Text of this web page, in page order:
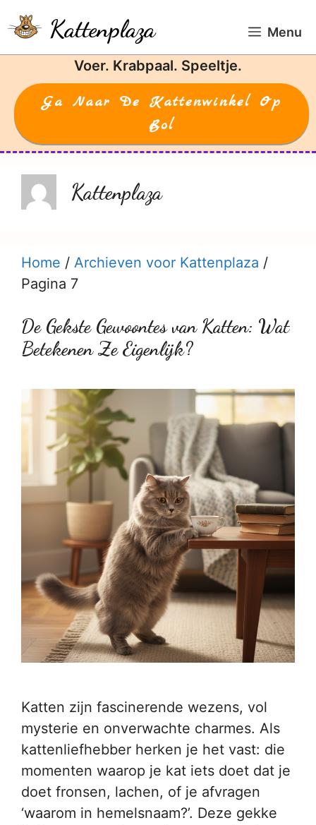
naar
de
Kattenplaza Menu
Voer. Krabpaal. Speeltje.
Ga Naar De Kattenwinkel Op
Bol
Kattenplaza
Home / Archieven voor Kattenplaza /
Pagina 7
De Gekste Gewoontes van Katten: Wat
Betekenen Ze Eigenlijk?
Katten zijn fascinerende wezens, vol
mysterie en onverwachte charmes. Als
kattenliefhebber herken je het vast: die
momenten waarop je kat iets doet dat je
doet fronsen, lachen, of je afvragen
‘waarom in hemelsnaam?’. Deze gekke